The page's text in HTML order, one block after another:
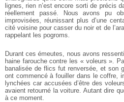
lignes, rien n’est encore sorti de précis
réellement passé. Nous avons pu
improvisées, réunissant plus d’une
cité voisine pour casser du noir et de
rappelant les pogroms.
Durant ces émeutes, nous avons
haine farouche contre les « voleurs ».
banalisée de flics fut renversée, et son
ont commencé à fouiller dans le coffre,
lynchées car accusées d’être des
avaient retourné la voiture. Autant dire
à ce moment.